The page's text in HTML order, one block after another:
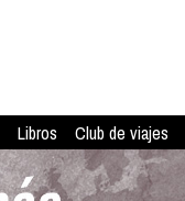
Libros Club de viajes